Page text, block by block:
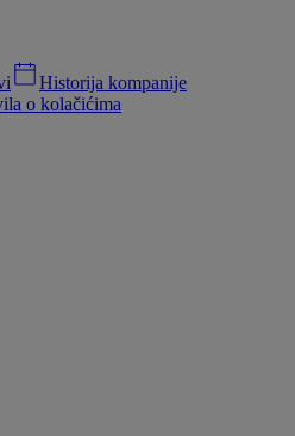
Historija kompanije
o kolačićima